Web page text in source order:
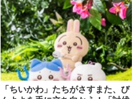
「ちいかわ」たちがさすまた、び